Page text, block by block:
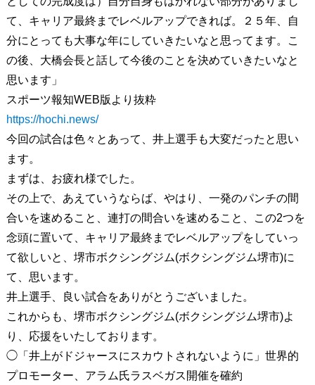
て、キャリア最終までレベルアップできれば。２５年、自
分にとっても大事な年にしていきたいなと思ってます。こ
の後、大橋会長と話して今後のことを決めていきたいなと
思います」
スポーツ報知WEB版より抜粋
https://hochi.news/
今回の試合は色々とあって、井上選手も大変だったと思い
ます。
まずは、お疲れ様でした。
その上で、あえていうならば、やはり、一発のパンチの間
合いを速めること、連打の間合いを速めること、この2つを
念頭に置いて、キャリア最終までレベルアップをしていっ
て欲しいと、堺市ボクシングジム(ボクシングジム堺市)に
て、思います。
井上選手、良い試合をありがとうございました。
これからも、堺市ボクシングジム(ボクシングジム堺市)よ
り、応援をいたしております。
◯「井上がドジャースにスカウトされないように」世界的
プロモーター、アラム氏ラスベガス開催を確約